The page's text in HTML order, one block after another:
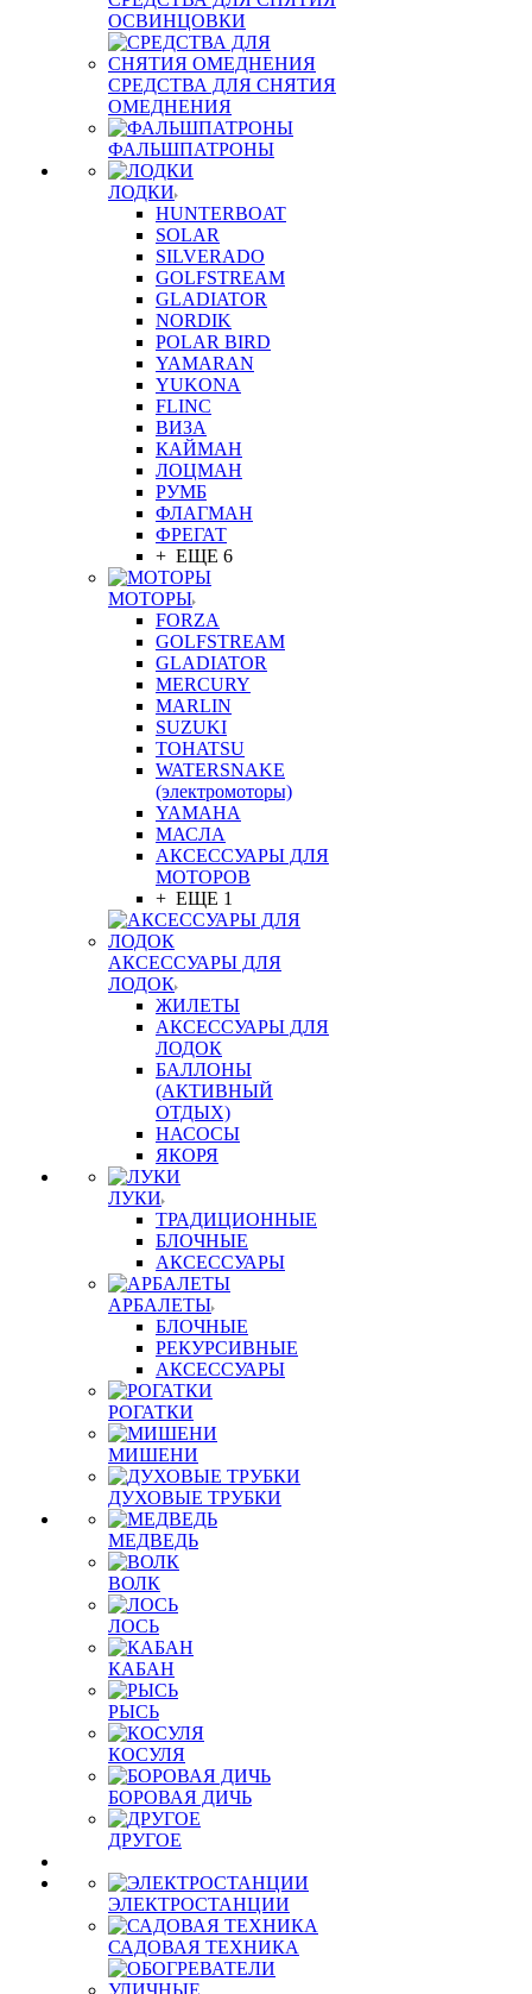
ОСВИНЦОВКИ
СРЕДСТВА ДЛЯ СНЯТИЯ
ОМЕДНЕНИЯ
ФАЛЬШПАТРОНЫ
ЛОДКИ
HUNTERBOAT
SOLAR
SILVERADO
GOLFSTREAM
GLADIATOR
NORDIK
POLAR BIRD
YAMARAN
YUKONA
FLINC
ВИЗА
КАЙМАН
ЛОЦМАН
РУМБ
ФЛАГМАН
ФРЕГАТ
+ ЕЩЕ 6
МОТОРЫ
FORZA
GOLFSTREAM
GLADIATOR
MERCURY
MARLIN
SUZUKI
TOHATSU
WATERSNAKE
(электромоторы)
YAMAHA
МАСЛА
АКСЕССУАРЫ ДЛЯ
МОТОРОВ
+ ЕЩЕ 1
АКСЕССУАРЫ ДЛЯ
ЛОДОК
ЖИЛЕТЫ
АКСЕССУАРЫ ДЛЯ
ЛОДОК
БАЛЛОНЫ
(АКТИВНЫЙ
ОТДЫХ)
НАСОСЫ
ЯКОРЯ
ЛУКИ
ТРАДИЦИОННЫЕ
БЛОЧНЫЕ
АКСЕССУАРЫ
АРБАЛЕТЫ
БЛОЧНЫЕ
РЕКУРСИВНЫЕ
АКСЕССУАРЫ
РОГАТКИ
МИШЕНИ
ДУХОВЫЕ ТРУБКИ
МЕДВЕДЬ
ВОЛК
ЛОСЬ
КАБАН
РЫСЬ
КОСУЛЯ
БОРОВАЯ ДИЧЬ
ДРУГОЕ
ЭЛЕКТРОСТАНЦИИ
САДОВАЯ ТЕХНИКА